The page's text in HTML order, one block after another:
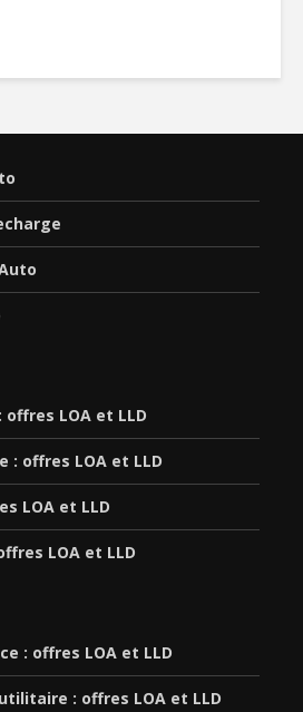
LOA et LLD
: offres LOA et LLD
LOA et LLD
LOA et LLD
: offres LOA et LLD
: offres LOA et LLD